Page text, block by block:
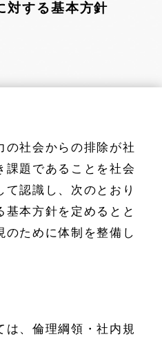
対する基本方針
の社会からの排除が社
課題であることを社会
て認識し、次のとおり
基本方針を定めるとと
のために体制を整備し
は、倫理綱領・社内規